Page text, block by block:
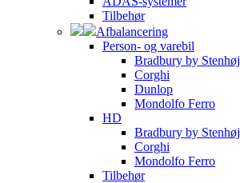
Tilbehør
Afbalancering
Person- og varebil
Bradbury by Stenhøj
Corghi
Dunlop
Mondolfo Ferro
HD
Bradbury by Stenhøj
Corghi
Mondolfo Ferro
Tilbehør